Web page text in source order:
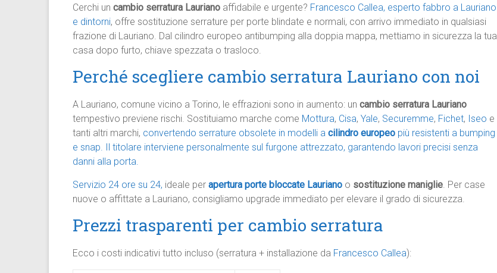
Cerchi un cambio serratura Lauriano affidabile e urgente? Francesco Callea, esperto fabbro a Lauriano
e dintorni, offre sostituzione serrature per porte blindate e normali, con arrivo immediato in qualsiasi
frazione di Lauriano. Dal cilindro europeo antibumping alla doppia mappa, mettiamo in sicurezza la tua
casa dopo furto, chiave spezzata o trasloco.
Perché scegliere cambio serratura Lauriano con noi
A Lauriano, comune vicino a Torino, le effrazioni sono in aumento: un cambio serratura Lauriano
tempestivo previene rischi. Sostituiamo marche come Mottura, Cisa, Yale, Securemme, Fichet, Iseo e
tanti altri marchi, convertendo serrature obsolete in modelli a cilindro europeo più resistenti a bumping
e snap. Il titolare interviene personalmente sul furgone attrezzato, garantendo lavori precisi senza
danni alla porta.
Servizio 24 ore su 24, ideale per apertura porte bloccate Lauriano o sostituzione maniglie. Per case
nuove o affittate a Lauriano, consigliamo upgrade immediato per elevare il grado di sicurezza.
Prezzi trasparenti per cambio serratura
Ecco i costi indicativi tutto incluso (serratura + installazione da Francesco Callea):